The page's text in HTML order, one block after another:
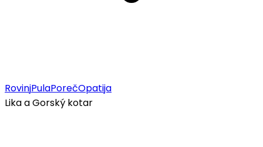
RovinjPulaPorečOpatija
Lika a Gorský kotar